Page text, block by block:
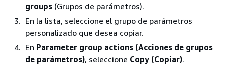
groups (Grupos de parámetros).
En la lista, seleccione el grupo de parámetros
personalizado que desea copiar.
En Parameter group actions (Acciones de grupos
de parámetros), seleccione Copy (Copiar).